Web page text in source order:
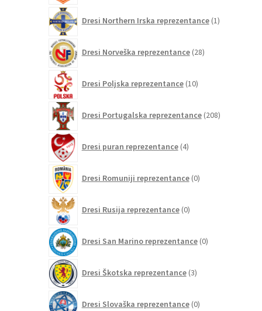
Dresi Northern Irska reprezentance 1izdelek
Dresi Norveška reprezentance 28izdelkov
Dresi Poljska reprezentance 10izdelkov
Dresi Portugalska reprezentance 208izdelkov
Dresi puran reprezentance 4izdelki
Dresi Romuniji reprezentance 0izdelkov
Dresi Rusija reprezentance 0izdelkov
Dresi San Marino reprezentance 0izdelkov
Dresi Škotska reprezentance 3izdelki
Dresi Slovaška reprezentance 0